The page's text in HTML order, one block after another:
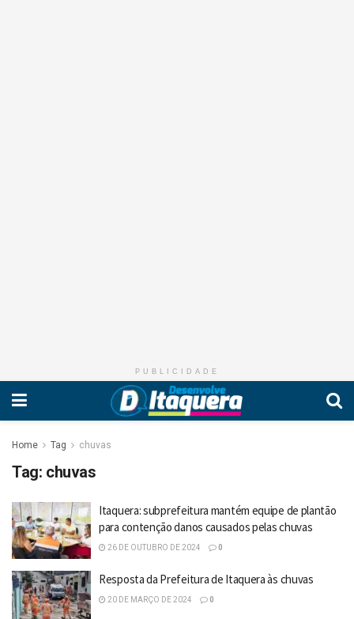
PUBLICIDADE
Home Tag chuvas
Tag: chuvas
Itaquera: subprefeitura mantém equipe de plantão
para contenção danos causados pelas chuvas
26 DE OUTUBRO DE 2024 0
Resposta da Prefeitura de Itaquera às chuvas
20 DE MARÇO DE 2024 0